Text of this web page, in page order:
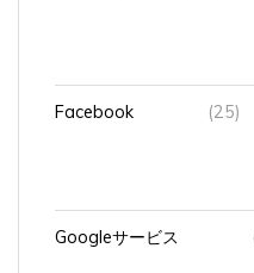
Facebook (25)
Googleサービス